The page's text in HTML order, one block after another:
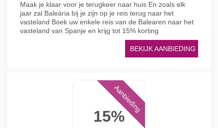
Maak je klaar voor je terugkeer naar huis En zoals elk
jaar zal Baleària bij je zijn op je reis terug naar het
vasteland Boek uw enkele reis van de Balearen naar het
vasteland van Spanje en krijg tot 15% korting
BEKIJK AANBIEDING
15%
Aanbieding